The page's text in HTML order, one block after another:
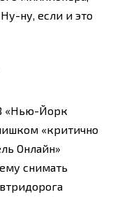
ну, если и это
«Нью-Йорк
«критично
Онлайн»
снимать